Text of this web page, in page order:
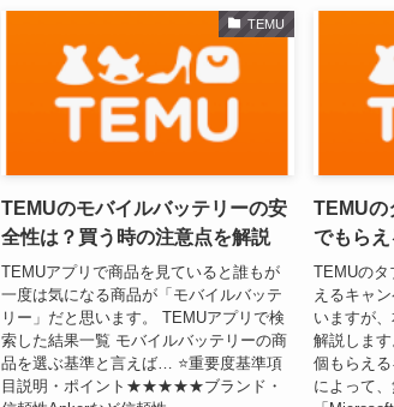
TEMU
TEMUのモバイルバッテリーの安
全性は？買う時の注意点を解説
TEMUアプリで商品を見ていると誰もが
一度は気になる商品が「モバイルバッテ
リー」だと思います。 TEMUアプリで検
索した結果一覧 モバイルバッテリーの商
品を選ぶ基準と言えば… ⭐重要度基準項
目説明・ポイント★★★★★ブランド・
TEMUの
でもら
TEMUのタ
えるキャ
いますが
解説しま
個もらえ
によって